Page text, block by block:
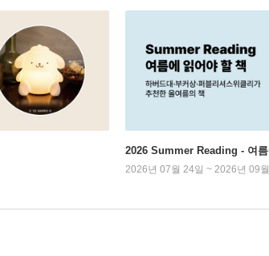
2026 Summer Reading - 여
2026년 07월 24일 ~ 2026년 09